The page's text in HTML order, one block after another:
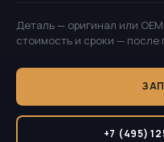
Деталь — оригинал или
стоимость и сроки — после
+7 (495)